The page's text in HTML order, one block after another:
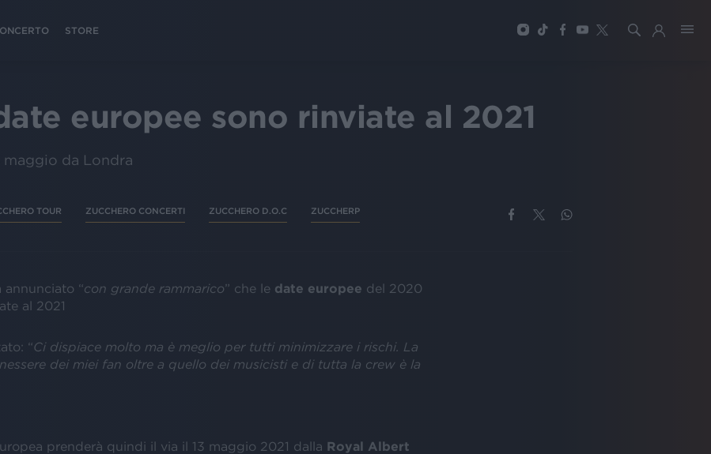
STORE
europee sono rinviate al 2021
maggio da Londra
TOUR ZUCCHERO CONCERTI ZUCCHERO D.O.C ZUCCHERP
annunciato “con grande rammarico” che le date europee del 2020
al 2021
“Ci dispiace molto ma è meglio per tutti minimizzare i rischi. La
dei miei fan oltre a quello dei musicisti e di tutta la crew è la
prenderà quindi il via il 13 maggio 2021 dalla Royal Albert